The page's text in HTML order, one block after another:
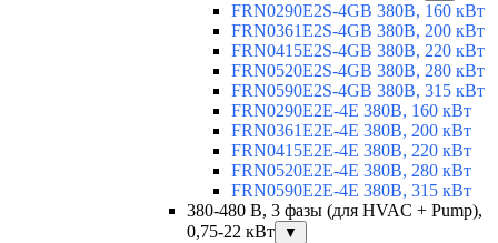
FRN0290E2S-4GB 380В, 160 кВт
FRN0361E2S-4GB 380В, 200 кВт
FRN0415E2S-4GB 380В, 220 кВт
FRN0520E2S-4GB 380В, 280 кВт
FRN0590E2S-4GB 380В, 315 кВт
FRN0290E2E-4E 380В, 160 кВт
FRN0361E2E-4E 380В, 200 кВт
FRN0415E2E-4E 380В, 220 кВт
FRN0520E2E-4E 380В, 280 кВт
FRN0590E2E-4E 380В, 315 кВт
380-480 В, 3 фазы (для HVAC + Pump),
0,75-22 кВт
▼